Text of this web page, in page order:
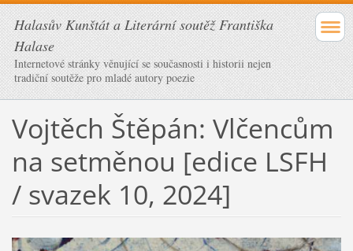
Halasův Kunštát a Literární soutěž Františka
Halase
Internetové stránky věnující se současnosti i historii nejen
tradiční soutěže pro mladé autory poezie
Vojtěch Štěpán: Vlčencům
na setměnou [edice LSFH
/ svazek 10, 2024]